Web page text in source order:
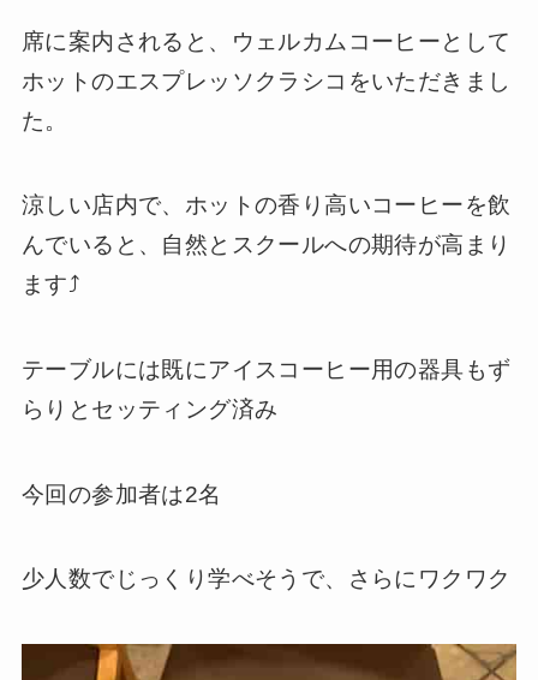
席に案内されると、ウェルカムコーヒーとして
ホットのエスプレッソクラシコをいただきまし
た。
涼しい店内で、ホットの香り高いコーヒーを飲
んでいると、自然とスクールへの期待が高まり
ます⤴️
テーブルには既にアイスコーヒー用の器具もず
らりとセッティング済み
今回の参加者は2名
少人数でじっくり学べそうで、さらにワクワク